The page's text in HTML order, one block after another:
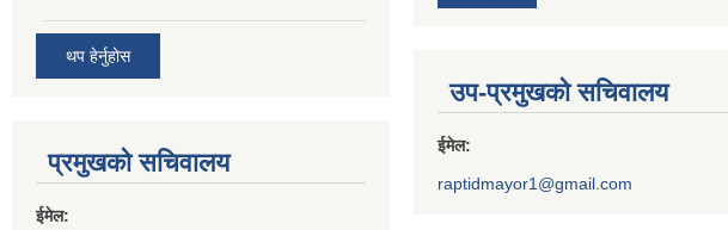
थप हेर्नुहोस
प्रमुखको सचिवालय
ईमेल:
उप-प्रमुखको सचिवालय
ईमेल:
raptidmayor1@gmail.com